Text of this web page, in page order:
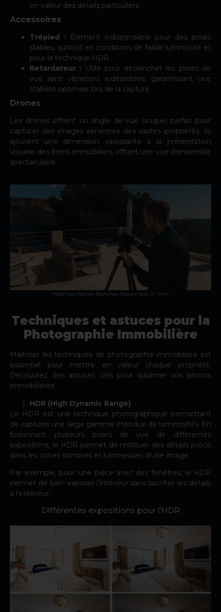
en valeur des détails particuliers.
Accessoires
Trépied : Élément indispensable pour des prises
stables, surtout en conditions de faible luminosité et
pour la technique HDR.
Retardateur : Utile pour déclencher les prises de
vue sans vibrations indésirables, garantissant une
stabilité optimale lors de la capture.
Drones
Les drones offrent un angle de vue unique, parfait pour
capturer des images aériennes des vastes propriétés. Ils
ajoutent une dimension saisissante à la présentation
visuelle des biens immobiliers, offrant une vue d’ensemble
spectaculaire.
Hôtel Les Roches Blanches(Cassis) par JC Pieri
Techniques et astuces pour la
Photographie Immobilière
Maîtriser les techniques de photographie immobilière est
essentiel pour mettre en valeur chaque propriété.
Découvrez des astuces clés pour sublimer vos photos
immobilières
HDR (High Dynamic Range)
Le HDR est une technique photographique permettant
de capturer une large gamme étendue de luminosités. En
fusionnant plusieurs prises de vue de différentes
expositions, le HDR permet de restituer des détails précis
dans les zones sombres et lumineuses d’une image.
Par exemple, pour une pièce avec des fenêtres, le HDR
permet de bien exposer l’intérieur sans sacrifier les détails
à l’extérieur.
Différentes expositions pour l’HDR